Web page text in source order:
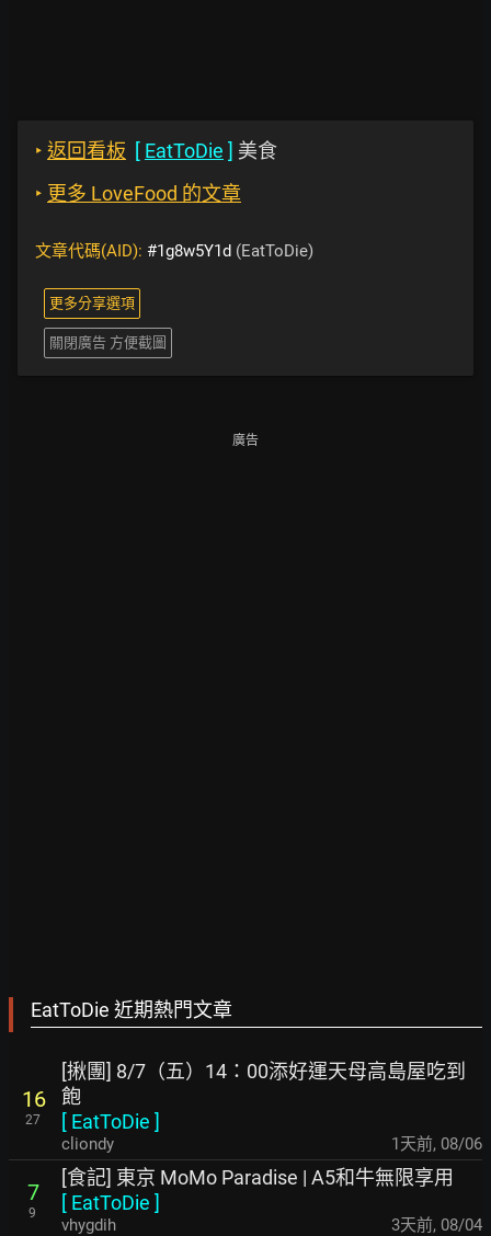
‣ 返回看板 [ EatToDie ] 美食
‣ 更多 LoveFood 的文章
文章代碼(AID): #1g8w5Y1d (EatToDie)
更多分享選項
關閉廣告 方便截圖
廣告
EatToDie 近期熱門文章
16
27
[揪團] 8/7（五）14：00添好運天母高島屋吃到
飽
[ EatToDie ]
cliondy 1天前, 08/06
7
9
[食記] 東京 MoMo Paradise | A5和牛無限享用
[ EatToDie ]
vhygdih 3天前, 08/04